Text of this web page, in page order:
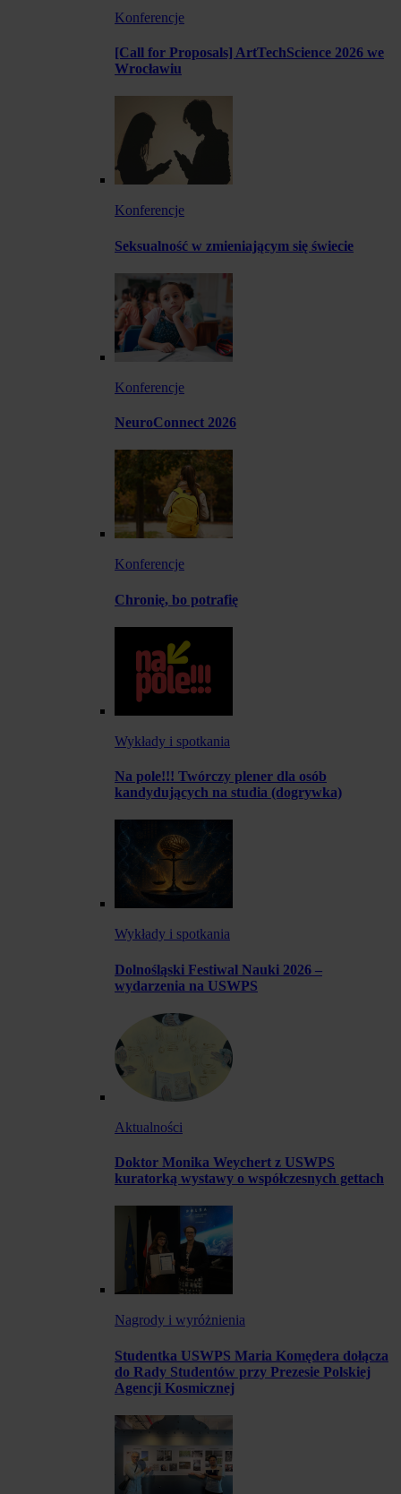
Konferencje
[Call for Proposals] ArtTechScience 2026 we
Wrocławiu
Konferencje
Seksualność w zmieniającym się świecie
Konferencje
NeuroConnect 2026
Konferencje
Chronię, bo potrafię
Wykłady i spotkania
Na pole!!! Twórczy plener dla osób
kandydujących na studia (dogrywka)
Wykłady i spotkania
Dolnośląski Festiwal Nauki 2026 –
wydarzenia na USWPS
Aktualności
Doktor Monika Weychert z USWPS
kuratorką wystawy o współczesnych gettach
Nagrody i wyróżnienia
Studentka USWPS Maria Komędera dołącza
do Rady Studentów przy Prezesie Polskiej
Agencji Kosmicznej